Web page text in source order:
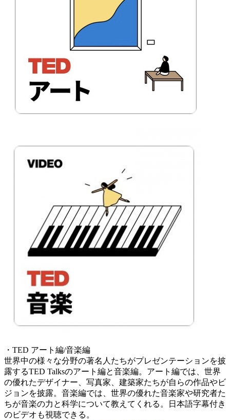
・TED アート編/音楽編
世界中の様々な分野の著名人たちがプレゼンテーションを披
露するTED Talksのアート編と音楽編。アート編では、世界
の優れたデザイナー、写真家、建築家たちが自らの作品やビ
ジョンを披露。音楽編では、世界の優れた音楽家や研究者た
ちが音楽の力と科学について教えてくれる。日本語字幕付き
のビデオも視聴できる。